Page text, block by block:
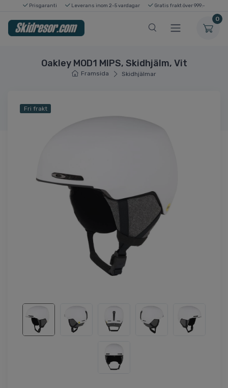
Prisgaranti Leverans inom 2-5 vardagar Gratis frakt över 999:-
0
Oakley MOD1 MIPS, Skidhjälm, Vit
Framsida Skidhjälmar
Fri frakt